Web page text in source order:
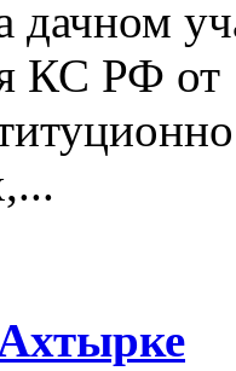
дачном
КС РФ